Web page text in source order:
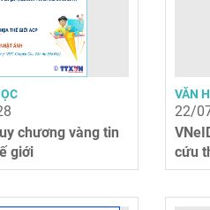
chương vàng tin
giới
VĂN
22/
cứu